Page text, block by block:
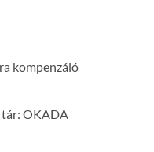
kompenzáló
tár: OKADA